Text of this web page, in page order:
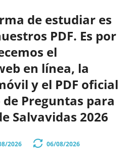
de estudiar es
PDF. Es por
el
en línea, la
y el PDF oficial
Preguntas para
Salvavidas 2026
2026 06/08/2026